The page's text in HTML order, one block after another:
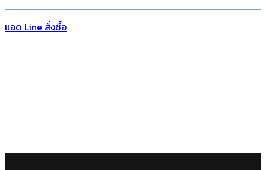
แอด Line สั่งซื้อ